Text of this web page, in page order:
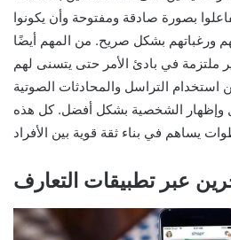
بصورة صادقة ومفتوحة وأن يكونوا
ورغباتهم بشكل صريح. من المهم أيضًا
ملتزمة في بادئ الأمر حتى يتسنى لهم
استخدام التراسل والمحادثات الصوتية
وإظهار الشخصية بشكل أفضل. كل هذه
عبر تطبيقات التعارف